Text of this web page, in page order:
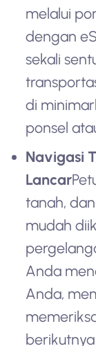
melalui
dengan
sekali
di
ponsel
Navigasi
Lancar
tanah,
mudah
Anda
Anda,